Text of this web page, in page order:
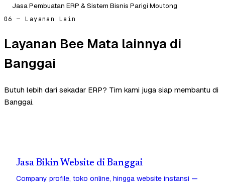
Jasa Pembuatan ERP & Sistem Bisnis Parigi Moutong
06 — Layanan Lain
Layanan Bee Mata lainnya di
Banggai
Butuh lebih dari sekadar ERP? Tim kami juga siap membantu di
Banggai.
Jasa Bikin Website di Banggai
Company profile, toko online, hingga website instansi —